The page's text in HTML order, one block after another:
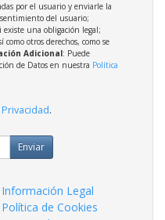
por el usuario y enviarle la
del usuario;
existe una obligación legal;
otros derechos, como se
Adicional: Puede
de Datos en nuestra Política
.
Enviar
Información Legal
Política de Cookies